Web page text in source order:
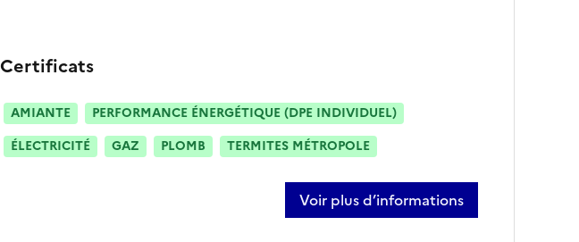
Certificats
AMIANTE
PERFORMANCE ÉNERGÉTIQUE (DPE INDIVIDUEL)
ÉLECTRICITÉ
GAZ PLOMB TERMITES MÉTROPOLE
Voir plus d’informations
sur guillaume rousseau